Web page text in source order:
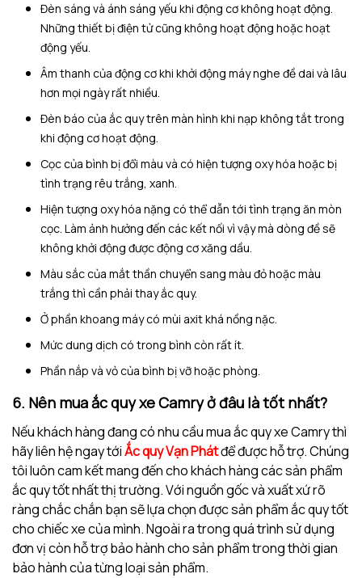
Đèn sáng và ánh sáng yếu khi động cơ không hoạt động.
Những thiết bị điện tử cũng không hoạt động hoặc hoạt
động yếu.
Âm thanh của động cơ khi khởi động máy nghe đề dai và lâu
hơn mọi ngày rất nhiều.
Đèn báo của ắc quy trên màn hình khi nạp không tắt trong
khi động cơ hoạt động.
Cọc của bình bị đổi màu và có hiện tượng oxy hóa hoặc bị
tình trạng rêu trắng, xanh.
Hiện tượng oxy hóa nặng có thể dẫn tới tình trạng ăn mòn
cọc. Làm ảnh hưởng đến các kết nối vì vậy mà dòng đề sẽ
không khởi động được động cơ xăng dầu.
Màu sắc của mắt thần chuyển sang màu đỏ hoặc màu
trắng thì cần phải thay ắc quy.
Ở phần khoang máy có mùi axit khá nồng nặc.
Mức dung dịch có trong bình còn rất ít.
Phần nắp và vỏ của bình bị vỡ hoặc phòng.
6. Nên mua ắc quy xe Camry ở đâu là tốt nhất?
Nếu khách hàng đang có nhu cầu mua ắc quy xe Camry thì
hãy liên hệ ngay tớiẮc quy Vạn Phátđể được hỗ trợ. Chúng
tôi luôn cam kết mang đến cho khách hàng các sản phẩm
ắc quy tốt nhất thị trường. Với nguồn gốc và xuất xứ rõ
ràng chắc chắn bạn sẽ lựa chọn được sản phẩm ắc quy tốt
cho chiếc xe của mình. Ngoài ra trong quá trình sử dụng
đơn vị còn hỗ trợ bảo hành cho sản phẩm trong thời gian
bảo hành của từng loại sản phẩm.